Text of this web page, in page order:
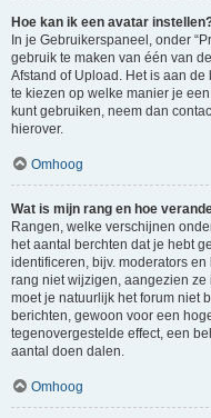
Hoe kan ik een avatar
In je Gebruikerspaneel, onder
gebruik te maken van één van
Afstand of Upload. Het is aan
te kiezen op welke manier je
kunt gebruiken, neem dan
hierover.
Omhoog
Wat is mijn rang en hoe
Rangen, welke verschijnen
het aantal berchten dat je hebt
identificeren, bijv. moderators
rang niet wijzigen, aangezien
moet je natuurlijk het forum niet
berichten, gewoon voor een
tegenovergestelde effect, een
aantal doen dalen.
Omhoog